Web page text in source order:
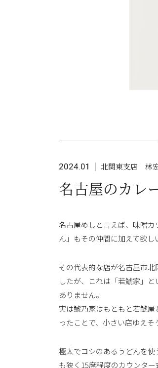
2024.01 北関東支店 林
名古屋のカレ
名古屋めしと言えば、味噌
ん」もその仲間に加えて欲し
その代表的な店が名古屋市
したが、これは「若鯱家」
ありません。
実は鯱乃家はもともと若鯱
ったことで、小さい店ゆえ
極太でコシのあるうどんを
も狭く15席程度のカウンタ